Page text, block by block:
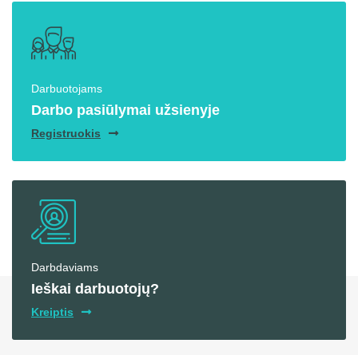
Darbuotojams
Darbo pasiūlymai užsienyje
Registruokis
Darbdaviams
Ieškai darbuotojų?
Kreiptis